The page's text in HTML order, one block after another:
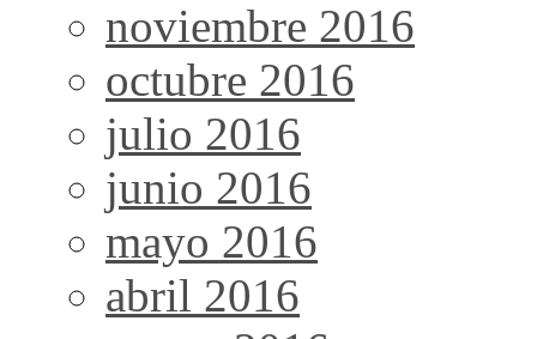
noviembre 2016
octubre 2016
julio 2016
junio 2016
mayo 2016
abril 2016